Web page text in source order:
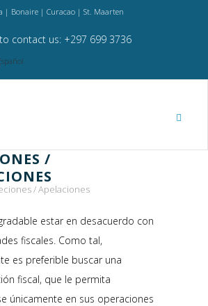
| Bonaire | Curacao | St. Maarten
contact us: +297 699 3736
/
/ Apelaciones
estar en desacuerdo con
fiscales. Como tal,
es preferible buscar una
fiscal, que le permita
únicamente en sus operaciones